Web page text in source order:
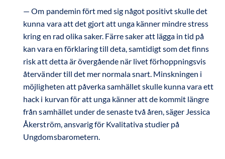
Om pandemin fört med sig något positivt skulle det
kunna vara att det gjort att unga känner mindre stress
kring en rad olika saker. Färre saker att lägga in tid på
kan vara en förklaring till deta, samtidigt som det finns
risk att detta är övergående när livet förhoppningsvis
återvänder till det mer normala snart. Minskningen i
möjligheten att påverka samhället skulle kunna vara ett
hack i kurvan för att unga känner att de kommit längre
från samhället under de senaste två åren, säger Jessica
Åkerström, ansvarig för Kvalitativa studier på
Ungdomsbarometern.